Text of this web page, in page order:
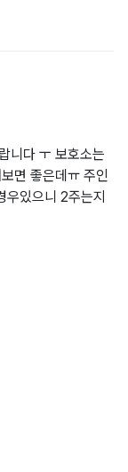
니다 ㅜ 보호소는
면 좋은데ㅠ 주인
우있으니 2주는지